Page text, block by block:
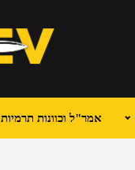
אמר"ל וכוונות תרמיות